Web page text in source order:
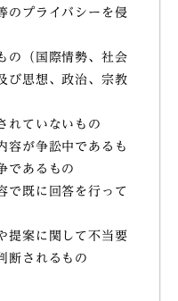
のプライバシーを侵
の（国際情勢、社会
び思想、政治、宗教
れていないもの
容が争訟中であるも
であるもの
で既に回答を行って
提案に関して不当要
断されるもの